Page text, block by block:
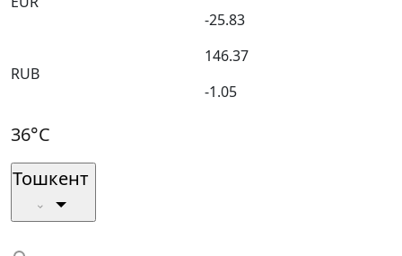
-25.83
RUB
146.37
-1.05
36°C
Тошкент